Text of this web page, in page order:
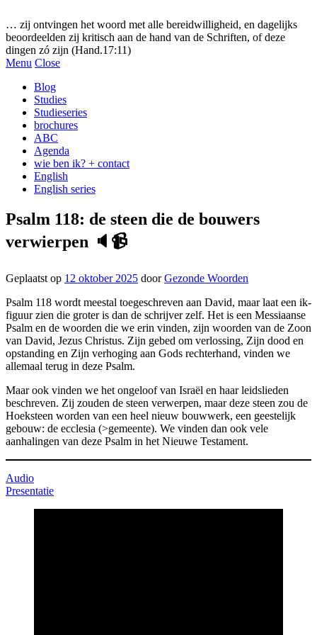
… zij ontvingen het woord met alle bereidwilligheid, en dagelijks
beoordeelden zij kritisch aan de hand van de Schriften, of deze
dingen zó zijn (Hand.17:11)
Menu Close
Blog
Studies
Studieseries
brochures
ABC
Agenda
wie ben ik? + contact
English
English series
Psalm 118: de steen die de bouwers
verwierpen 🔈📹
Geplaatst op 12 oktober 2025 doorGezonde Woorden
Psalm 118 wordt meestal toegeschreven aan David, maar laat een ik-
figuur zien die groter is dan de schrijver zelf. Het is een Messiaanse
Psalm en de woorden die we erin vinden, zijn woorden van de Zoon
van David, Jezus Christus. Zijn gebed om verlossing, Zijn dood en
opstanding en Zijn verhoging aan Gods rechterhand, vinden we
allemaal terug in deze Psalm.
Maar ook vinden we het ongeloof van Israël en haar leidslieden
beschreven. Zij zouden de steen verwerpen, maar deze steen zou de
Hoeksteen worden van een heel nieuw bouwwerk, een geestelijk
gebouw: de ecclesia (>gemeente). We vinden dan ook vele
aanhalingen van deze Psalm in het Nieuwe Testament.
Audio
Presentatie